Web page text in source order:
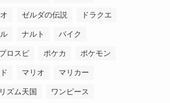
ゼルダの伝説 ドラクエ
ナルト バイク
プロスピ ポケカ ポケモン
マリオ マリカー
リズム天国 ワンピース